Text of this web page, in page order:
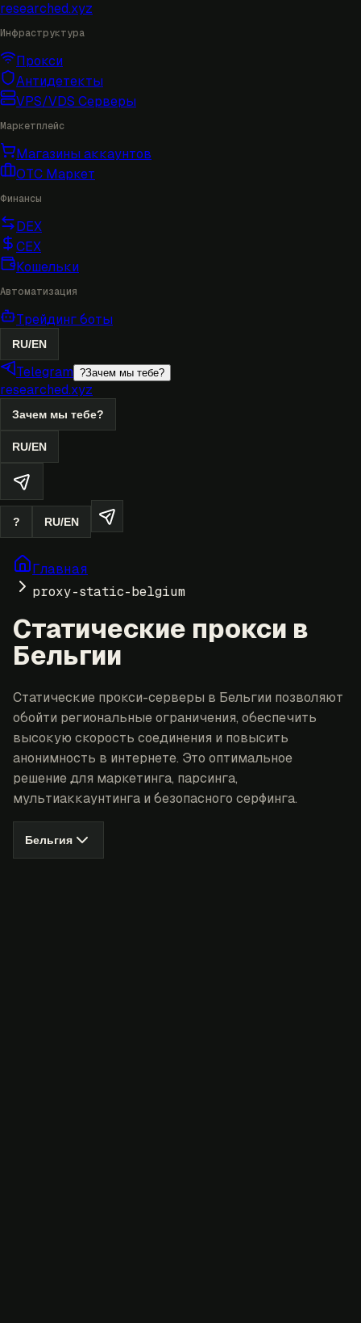
researched.xyz
Инфраструктура
Прокси
Антидетекты
VPS/VDS Серверы
Маркетплейс
Магазины аккаунтов
OTC Маркет
Финансы
DEX
CEX
Кошельки
Автоматизация
Трейдинг боты
RU/EN
Telegram ?Зачем мы тебе?
researched.xyz
Зачем мы тебе?
RU/EN
? RU/EN
Главная
proxy-static-belgium
Статические прокси в
Бельгии
Статические прокси-серверы в Бельгии позволяют
обойти региональные ограничения, обеспечить
высокую скорость соединения и повысить
анонимность в интернете. Это оптимальное
решение для маркетинга, парсинга,
мультиаккаунтинга и безопасного серфинга.
Бельгия